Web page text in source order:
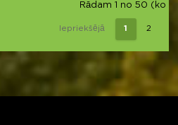
Rādam 1 no 50 (kopā
Iepriekšējā 1 2